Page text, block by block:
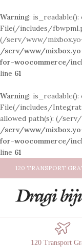
Warning:
File(/includes/
(/serv/www/
/serv/www/
for-woocommerce/
line 61
Warning:
File(/includes/
allowed path(s): (/
/serv/www/
for-woocommerce/
line 61
120 TRANSPORT
120 Transport